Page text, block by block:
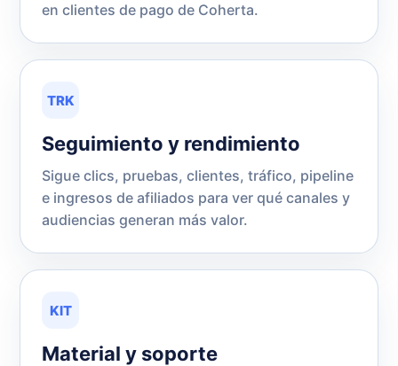
en clientes de pago de Coherta.
TRK
Seguimiento y rendimiento
Sigue clics, pruebas, clientes, tráfico, pipeline
e ingresos de afiliados para ver qué canales y
audiencias generan más valor.
KIT
Material y soporte